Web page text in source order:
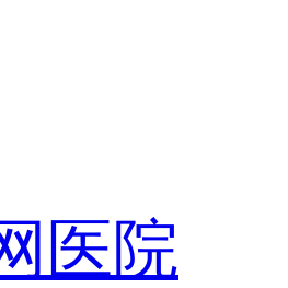
医院